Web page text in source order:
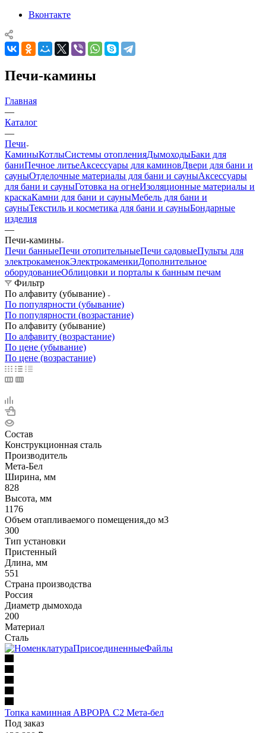
Вконтакте
Печи-камины
Главная
—
Каталог
—
Печи
КаминыКотлыСистемы отопленияДымоходыБаки для
баниПечное литьеАксессуары для каминовДвери для бани и
сауныОтделочные материалы для бани и сауныАксессуары
для бани и сауныГотовка на огнеИзоляционные материалы и
краскаКамни для бани и сауныМебель для бани и
сауныТекстиль и косметика для бани и сауныБондарные
изделия
—
Печи-камины
Печи банныеПечи отопительныеПечи садовыеПульты для
электрокаменокЭлектрокаменкиДополнительное
оборудованиеОблицовки и порталы к банным печам
Фильтр
По алфавиту (убывание)
По популярности (убывание)
По популярности (возрастание)
По алфавиту (убывание)
По алфавиту (возрастание)
По цене (убывание)
По цене (возрастание)
Состав
Конструкционная сталь
Производитель
Мета-Бел
Ширина, мм
828
Высота, мм
1176
Объем отапливаемого помещения,до м3
300
Тип установки
Пристенный
Длина, мм
551
Страна производства
Россия
Диаметр дымохода
200
Материал
Сталь
Топка каминная АВРОРА С2 Мета-бел
Под заказ